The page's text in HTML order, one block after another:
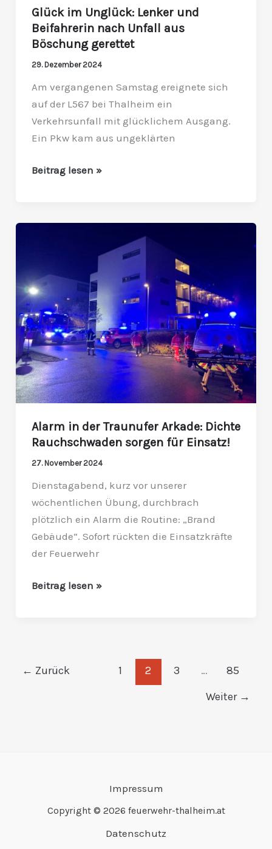
Glück im Unglück: Lenker und
Beifahrerin nach Unfall aus
Böschung gerettet
29. Dezember 2024
Am vergangenen Samstag ereignete sich
auf der L567 bei Thalheim ein
Verkehrsunfall mit glücklichem Ausgang.
Ein Pkw kam aus ungeklärten
Beitrag lesen »
Alarm in der Traunufer Arkade: Dichte
Rauchschwaden sorgen für Einsatz!
27. November 2024
Dienstagabend, kurz vor unserer
wöchentlichen Übung, durchbrach
plötzlich ein Alarm die Routine: „Brand
Gebäude“. Sofort rückten die Einsatzkräfte
der Feuerwehr
Traunufer
Arkade:
Dichte
Rauchschwaden
sorgen
für
Einsatz!
Beitrag lesen »
← Zurück 1 2 3 …
85
Weiter →
Impressum
Copyright © 2026 feuerwehr-thalheim.at
Datenschutz